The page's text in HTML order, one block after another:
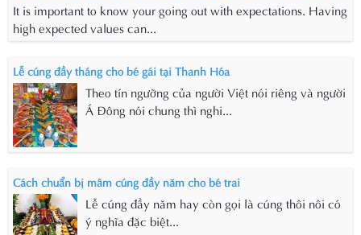
It is important to know your going out with expectations. Having
high expected values can...
Lễ cúng đầy tháng cho bé gái tại Thanh Hóa
Theo tín ngưỡng của người Việt nói riêng và người
Á Đông nói chung thì nghi...
Cách chuẩn bị mâm cúng đầy năm cho bé trai
Lễ cúng đầy năm hay còn gọi là cúng thôi nôi có
ý nghĩa đặc biệt...